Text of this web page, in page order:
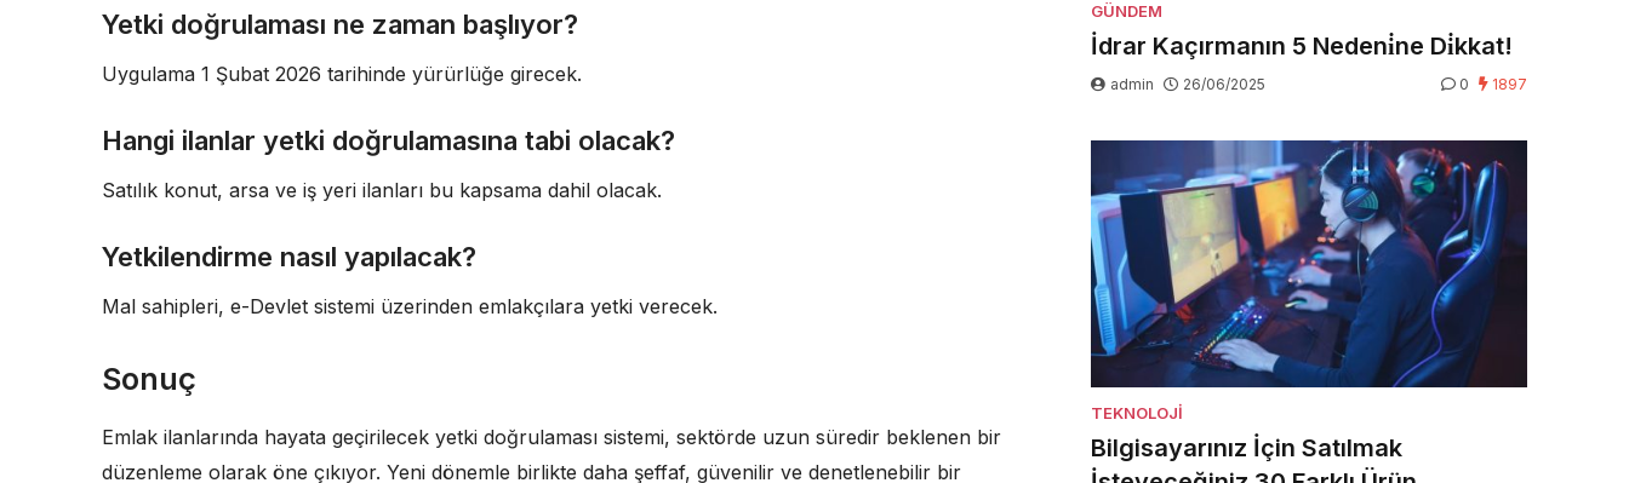
Yetki doğrulaması ne zaman başlıyor?
Uygulama 1 Şubat 2026 tarihinde yürürlüğe girecek.
Hangi ilanlar yetki doğrulamasına tabi olacak?
Satılık konut, arsa ve iş yeri ilanları bu kapsama dahil olacak.
Yetkilendirme nasıl yapılacak?
Mal sahipleri, e-Devlet sistemi üzerinden emlakçılara yetki verecek.
Sonuç
Emlak ilanlarında hayata geçirilecek yetki doğrulaması sistemi, sektörde uzun süredir beklenen bir
düzenleme olarak öne çıkıyor. Yeni dönemle birlikte daha şeffaf, güvenilir ve denetlenebilir bir
GÜNDEM
İdrar Kaçırmanın 5 Nedeni̇ne Di̇kkat!
admin 26/06/2025 0 1897
TEKNOLOJI
Bilgisayarınız İçin Satılmak